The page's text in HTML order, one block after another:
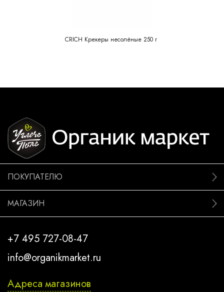
CRICH Крекеры несолёные 250 г
ПОКУПАТЕЛЮ
МАГАЗИН
+7 495 727-08-47
info@organikmarket.ru
Адреса магазинов